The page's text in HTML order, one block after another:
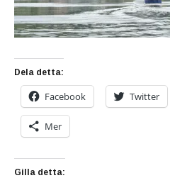
Dela detta:
Facebook Twitter
Mer
Gilla detta: